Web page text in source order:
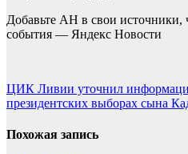
Добавьте АН в свои
события — Яндекс Новости
Навигация
по
записям
ЦИК Ливии уточнил
президентских выборах сына
Похожая запись